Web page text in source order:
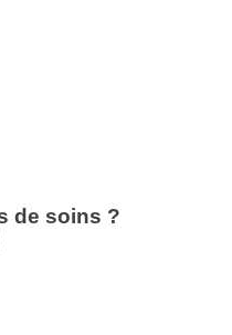
de soins ?